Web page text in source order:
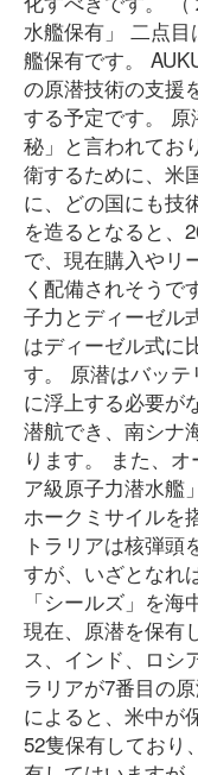
水艦保有」 二点
艦保有です。
の原潜技術の支援
する予定です。
秘」と言われてお
衛するために、米
に、どの国にも技
を造るとなると、
で、現在購入やリ
く配備されそうで
子力とディーゼル
はディーゼル式に
す。 原潜はバッ
に浮上する必要が
潜航でき、南シナ
ります。 また、
ア級原子力潜水艦
ホークミサイルを
トラリアは核弾頭
すが、いざとなれ
「シールズ」を海
現在、原潜を保有
ス、インド、ロシ
ラリアが7番目の
によると、米中が
52隻保有しており